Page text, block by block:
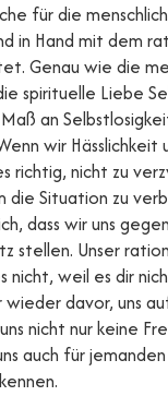
für die
in Hand mit dem
Genau wie die
spirituelle Liebe
an
wir Hässlichkeit
richtig, nicht zu
die Situation zu
dass wir uns
stellen. Unser
nicht, weil es dir
wieder davor, uns
nicht nur keine
auch für